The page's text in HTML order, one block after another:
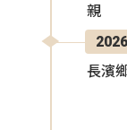
親
2026
長濱